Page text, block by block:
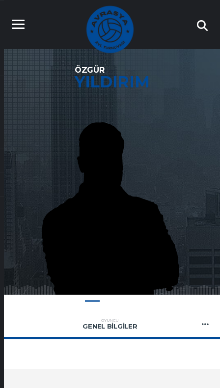
ÖZGÜR
YILDIRIM
OYUNCU
GENEL BILGILER